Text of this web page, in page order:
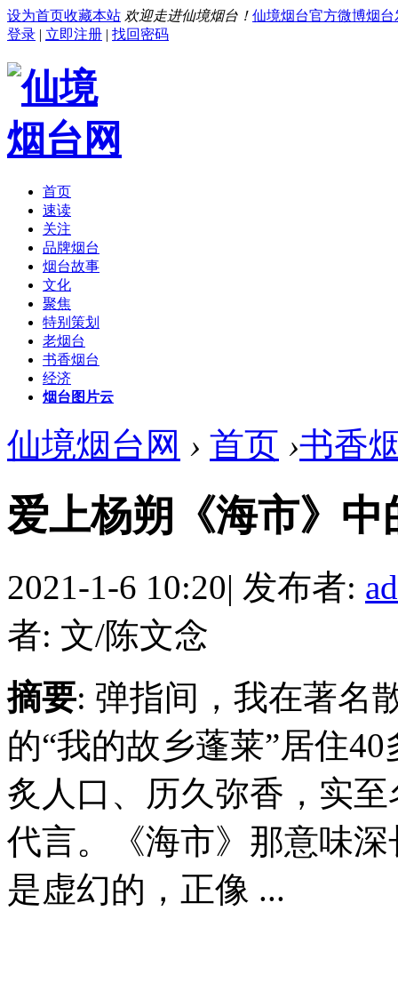
设为首页收藏本站 欢迎走进仙境烟台！ 仙境烟台官方微博烟台
登录 | 立即注册 | 找回密码
首页
速读
关注
品牌烟台
烟台故事
文化
聚焦
特别策划
老烟台
书香烟台
经济
烟台图片云
仙境烟台网 › 首页 ›书香
爱上杨朔《海市》中
2021-1-6 10:20| 发布者:
者: 文/陈文念
摘要: 弹指间，我在著名
的“我的故乡蓬莱”居住
炙人口、历久弥香，实
代言。《海市》那意味
是虚幻的，正像 ...